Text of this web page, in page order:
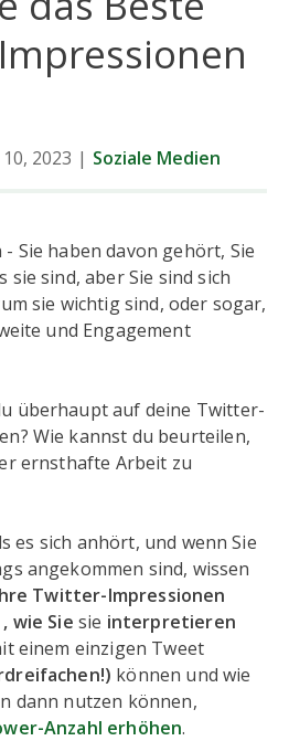
2023 | Soziale Medien
Sie haben davon gehört, Sie
sie sind, aber Sie sind sich
sie wichtig sind, oder sogar,
und Engagement
überhaupt auf deine Twitter-
Wie kannst du beurteilen,
ernsthafte Arbeit zu
es sich anhört, und wenn Sie
angekommen sind, wissen
Twitter-Impressionen
, wie Sie sie interpretieren
einem einzigen Tweet
können und wie
dann nutzen können,
Anzahl erhöhen.